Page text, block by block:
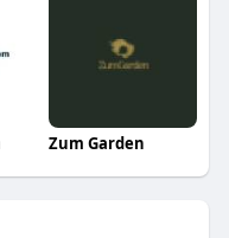
Zum Garden